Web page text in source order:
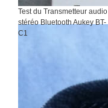
Test du Transmetteur audio
stéréo Bluetooth Aukey BT-
C1